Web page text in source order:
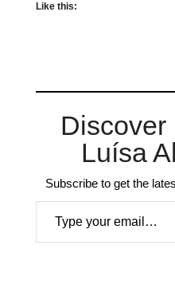
Like this:
Discover
Luísa
Subscribe to get the
Type your email…